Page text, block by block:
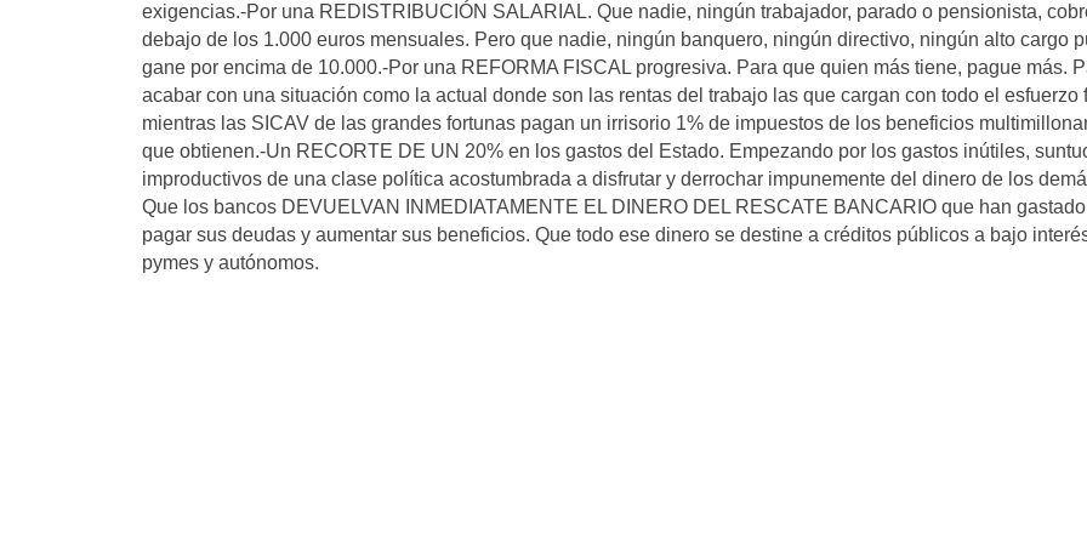
exigencias.-Por una REDISTRIBUCIÓN SALARIAL. Que nadie, ningún trabajador, parado o pensionista,
debajo de los 1.000 euros mensuales. Pero que nadie, ningún banquero, ningún directivo, ningún alto cargo
gane por encima de 10.000.-Por una REFORMA FISCAL progresiva. Para que quien más tiene, pague más.
acabar con una situación como la actual donde son las rentas del trabajo las que cargan con todo el esfuerzo
mientras las SICAV de las grandes fortunas pagan un irrisorio 1% de impuestos de los beneficios
que obtienen.-Un RECORTE DE UN 20% en los gastos del Estado. Empezando por los gastos inútiles,
improductivos de una clase política acostumbrada a disfrutar y derrochar impunemente del dinero de los
Que los bancos DEVUELVAN INMEDIATAMENTE EL DINERO DEL RESCATE BANCARIO que han
pagar sus deudas y aumentar sus beneficios. Que todo ese dinero se destine a créditos públicos a bajo
pymes y autónomos.